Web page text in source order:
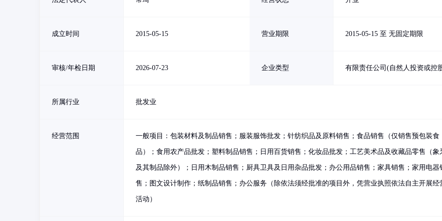
成立时间 2015-05-15 营业期限 2015-05-15 至 无固定期限
审核/年检日期 2026-07-23 企业类型 有限责任公司(自然人投资或控
所属行业 批发业
经营范围 一般项目：包装材料及制品销售；服装服饰批发；针纺织品及原料销售；食品销售（仅销售预包装食
品）；食用农产品批发；塑料制品销售；日用百货销售；化妆品批发；工艺美术品及收藏品零售（象
及其制品除外）；日用木制品销售；厨具卫具及日用杂品批发；办公用品销售；家具销售；家用电器
售；图文设计制作；纸制品销售；办公服务（除依法须经批准的项目外，凭营业执照依法自主开展经
活动）